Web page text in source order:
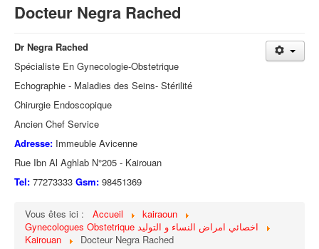
Docteur Negra Rached
Dr Negra Rached
Spécialiste En Gynecologie-Obstetrique
Echographie - Maladies des Seins- Stérilité
Chirurgie Endoscopique
Ancien Chef Service
Adresse: Immeuble Avicenne
Rue Ibn Al Aghlab N°205 - Kairouan
Tel: 77273333 Gsm: 98451369
Vous êtes ici : Accueil
kairaoun
Gynecologues Obstetrique اخصائي امراض النساء و التوليد
Kairouan
Docteur Negra Rached